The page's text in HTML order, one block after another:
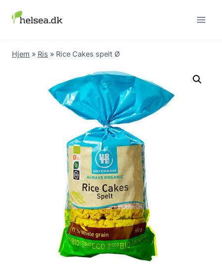
Hjem » Ris » Rice Cakes spelt Ø